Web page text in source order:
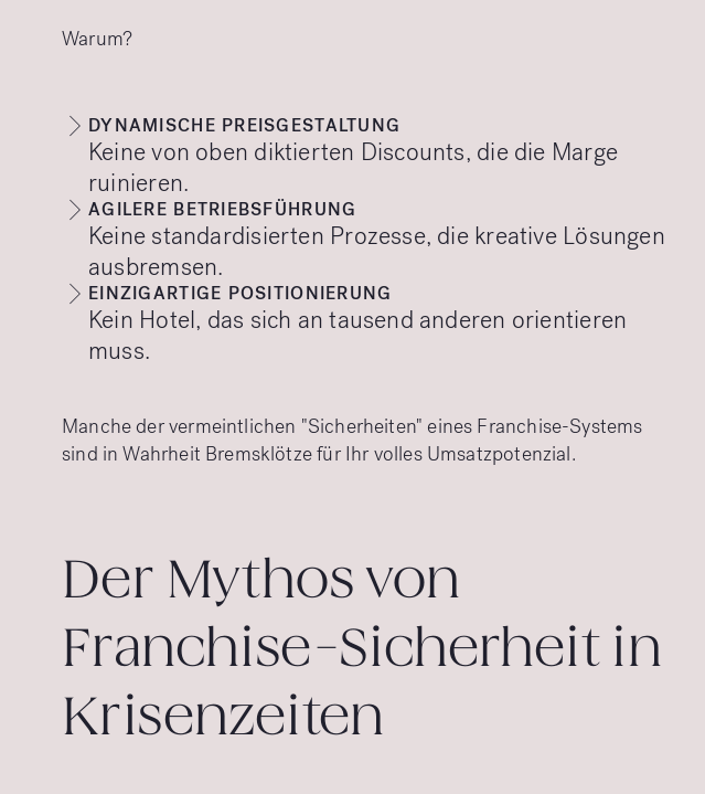
Warum?
DYNAMISCHE PREISGESTALTUNG
Keine von oben diktierten Discounts, die die Marge
ruinieren.
AGILERE BETRIEBSFÜHRUNG
Keine standardisierten Prozesse, die kreative Lösungen
ausbremsen.
EINZIGARTIGE POSITIONIERUNG
Kein Hotel, das sich an tausend anderen orientieren
muss.
Manche der vermeintlichen "Sicherheiten" eines Franchise-Systems
sind in Wahrheit Bremsklötze für Ihr volles Umsatzpotenzial.
Der Mythos von
Franchise-Sicherheit in
Krisenzeiten